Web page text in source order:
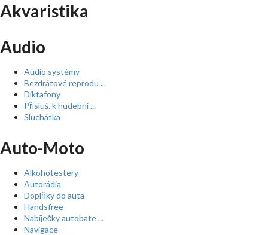
Akvaristika
Audio
Audio systémy
Bezdrátové reprodu ...
Diktafony
Přísluš. k hudební ...
Sluchátka
Auto-Moto
Alkohotestery
Autorádia
Doplňky do auta
Handsfree
Nabíječky autobate ...
Navigace